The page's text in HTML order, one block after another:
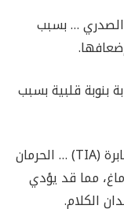
الصدري … بسبب
بنوبة قلبية بسبب
ـ السكتة الدماغية والنوبات الإقفارية العابرة (TIA) … الحرمان
مما قد يؤدي
الكلام.